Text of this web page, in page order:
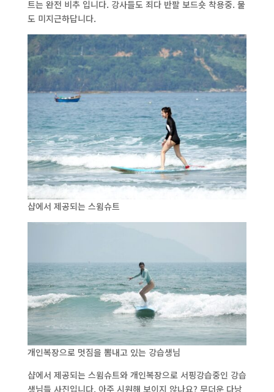
트는 완전 비추 입니다. 강사들도 죄다 반팔 보드숏 착용중. 물
도 미지근하답니다.
샵에서 제공되는 스윔슈트
개인복장으로 멋짐을 뽐내고 있는 강습생님
샵에서 제공되는 스윔슈트와 개인복장으로 서핑강습중인 강습
생님들 사진입니다. 아주 시원해 보이지 않나요? 무더운 다낭